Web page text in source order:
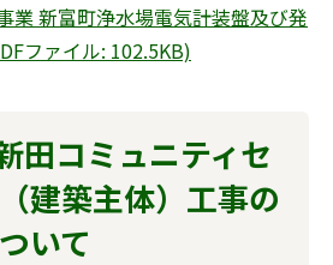
業 新富町浄水場電気計装盤及び発
ファイル: 102.5KB)
田コミュニティセ
建築主体）工事の
いて